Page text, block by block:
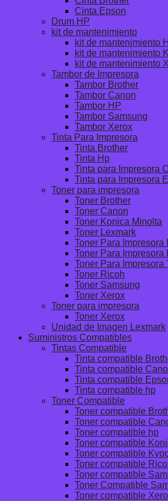
Cinta Epson
Drum HP
kit de mantenimiento
kit de mantenimiento
kit de mantenimiento
kit de mantenimiento
Tambor de Impresora
Tambor Brother
Tambor Canon
Tambor HP
Tambor Samsung
Tambor Xerox
Tinta Para Impresora
Tinta Brother
Tinta Hp
Tinta para Impresora
Tinta para Impresora
Toner para impresora
Toner Brother
Toner Canon
Toner Konica Minolta
Toner Lexmark
Toner Para Impresora
Toner Para Impresora
Toner Para Impresora
Toner Ricoh
Toner Samsung
Toner Xerox
Toner para impresora
Toner Xerox
Unidad de Imagen Lexmark
Suministros Compatibles
Tintas Compatible
Tinta compatible
Tinta compatible
Tinta compatible
Tinta compatible hp
Toner Compatible
Toner compatible
Toner compatible
Toner compatible hp
Toner compatible
Toner compatible
Toner compatible
Toner compatible
Toner Compatible
Toner compatible